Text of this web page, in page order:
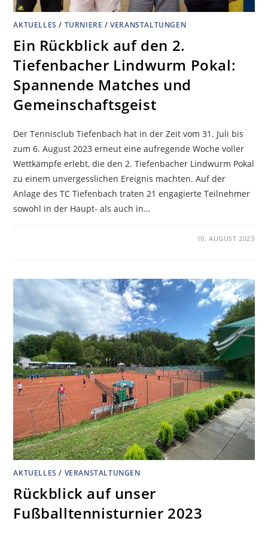
AKTUELLES / TURNIERE /VERANSTALTUNGEN
Ein Rückblick auf den 2.
Tiefenbacher Lindwurm Pokal:
Spannende Matches und
Gemeinschaftsgeist
Der Tennisclub Tiefenbach hat in der Zeit vom 31. Juli bis
zum 6. August 2023 erneut eine aufregende Woche voller
Wettkämpfe erlebt, die den 2. Tiefenbacher Lindwurm Pokal
zu einem unvergesslichen Ereignis machten. Auf der
Anlage des TC Tiefenbach traten 21 engagierte Teilnehmer
sowohl in der Haupt- als auch in…
10. AUGUST 2023
AKTUELLES / VERANSTALTUNGEN
Rückblick auf unser
Fußballtennisturnier 2023